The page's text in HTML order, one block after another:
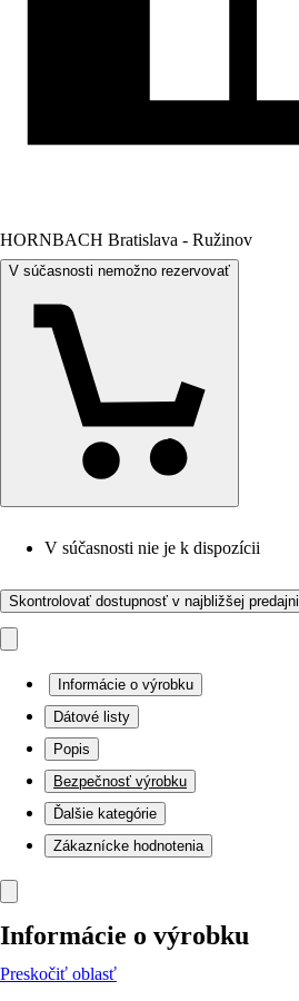
HORNBACH Bratislava - Ružinov
V súčasnosti nemožno rezervovať
V súčasnosti nie je k dispozícii
Skontrolovať dostupnosť v najbližšej predajni
Informácie o výrobku
Dátové listy
Popis
Bezpečnosť výrobku
Ďalšie kategórie
Zákaznícke hodnotenia
Informácie o výrobku
Preskočiť oblasť